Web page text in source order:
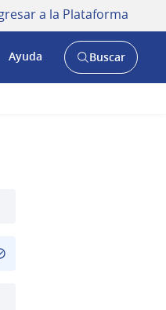
a la Plataforma
Ayuda
AbrirBuscar